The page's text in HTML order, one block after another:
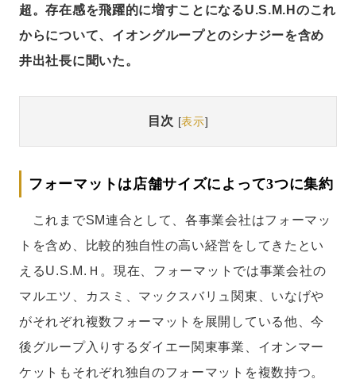
超。存在感を飛躍的に増すことになるU.S.M.Hのこれ
からについて、イオングループとのシナジーを含め
井出社長に聞いた。
目次 [表示]
フォーマットは店舗サイズによって3つに集約
これまでSM連合として、各事業会社はフォーマッ
トを含め、比較的独自性の高い経営をしてきたとい
えるU.S.M.Ｈ。現在、フォーマットでは事業会社の
マルエツ、カスミ、マックスバリュ関東、いなげや
がそれぞれ複数フォーマットを展開している他、今
後グループ入りするダイエー関東事業、イオンマー
ケットもそれぞれ独自のフォーマットを複数持つ。